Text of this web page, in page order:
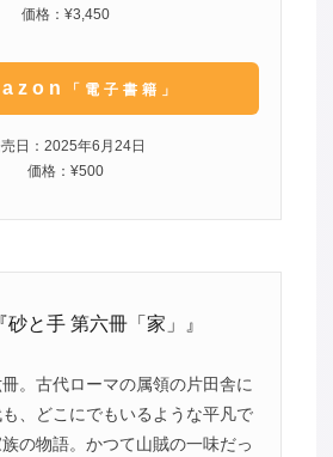
価格：¥3,450
「電子書籍」
日：2025年6月24日
価格：¥500
砂と手 第六冊「家」』
。古代ローマの属領の片田舎に
、どこにでもいるような平凡で
の物語。かつて山賊の一味だっ